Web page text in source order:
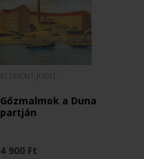
Gőzmalmok a Duna
partján
4 900 Ft